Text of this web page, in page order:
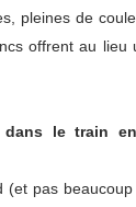
pleines de
offrent au lieu
le train
(et pas